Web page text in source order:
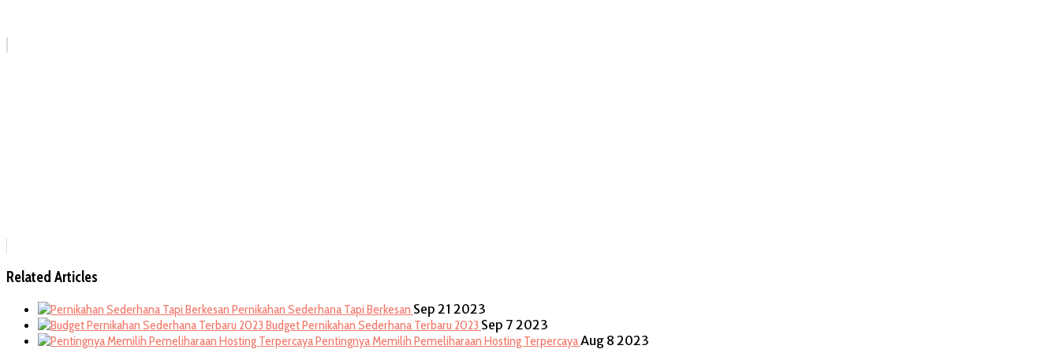
Related Articles
Pernikahan Sederhana Tapi Berkesan Sep 21 2023
Budget Pernikahan Sederhana Terbaru 2023 Sep 7 2023
Pentingnya Memilih Pemeliharaan Hosting TerpercayaAug 8 2023